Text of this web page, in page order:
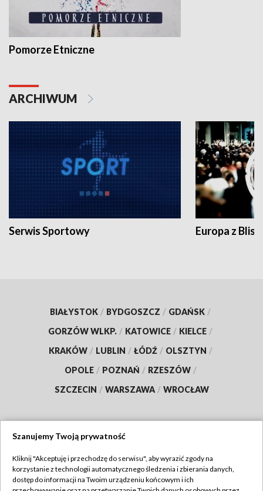
Pomorze Etniczne
ARCHIWUM
Serwis Sportowy Europa z
BIAŁYSTOK / BYDGOSZCZ / GDAŃSK /
GORZÓW WLKP. / KATOWICE / KIELCE /
KRAKÓW / LUBLIN / ŁÓDŹ / OLSZTYN /
OPOLE / POZNAŃ / RZESZÓW /
SZCZECIN / WARSZAWA / WROCŁAW
TVP
Szanujemy Twoją prywatność
Kliknij "Akceptuję i przechodzę do serwisu", aby wyrazić zgody na
korzystanie z technologii automatycznego śledzenia i zbierania danych,
dostęp do informacji na Twoim urządzeniu końcowym i ich